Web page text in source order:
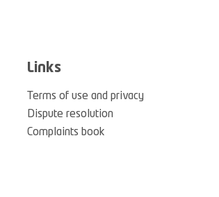
Links
Terms of use and privacy
Dispute resolution
Complaints book